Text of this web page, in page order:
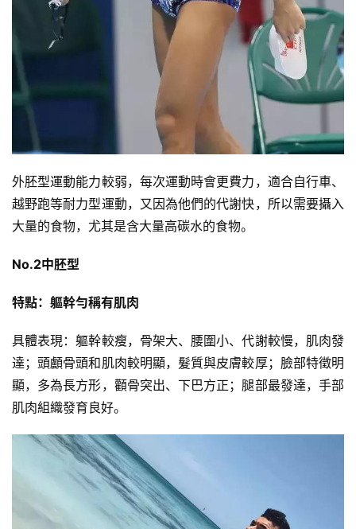
得
力
量
訓
增
肌
計
劃
伽
健
身
視
頻
外胚型運動能力較弱，每次運動時會更費力，適合自行車、
越野跑等耐力型運動，又因為他們的代謝快，所以需要攝入
大量的食物，尤其是含大量高碳水的食物。
No.2中胚型
特點：軀幹勻稱有肌肉
具體表現：軀幹較瘦，骨架大、腰圍小、代謝較慢，肌肉發
達；頭顱骨頭和肌肉較明顯，髮質與皮膚較厚；臉部特徵明
顯，多為長方形，顴骨突出、下巴方正；腿部最發達，手部
肌肉組織發育良好。